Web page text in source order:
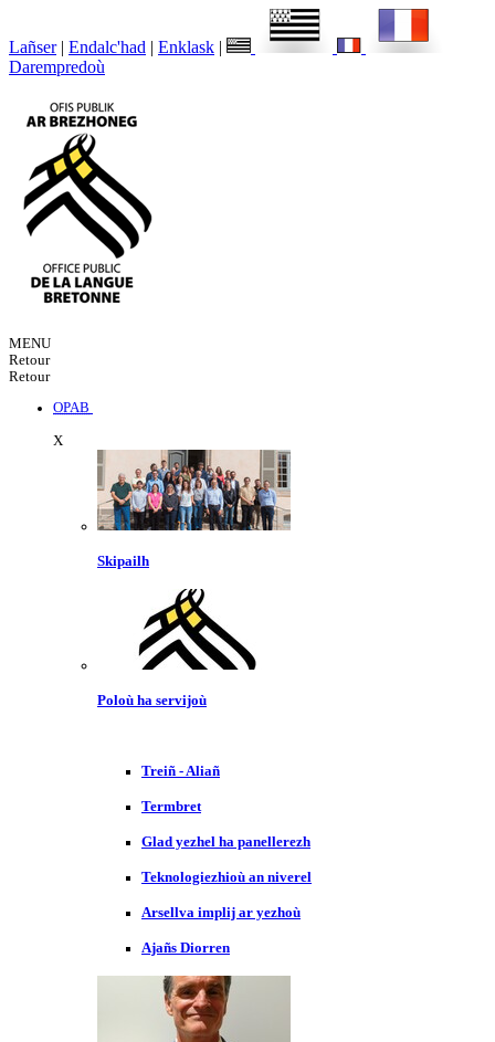
Lañser | Endalc'had | Enklask |
Darempredoù
MENU
Retour
Retour
OPAB
X
Skipailh
Poloù ha servijoù
Treiñ - Aliañ
Termbret
Glad yezhel ha panellerezh
Teknologiezhioù an niverel
Arsellva implij ar yezhoù
Ajañs Diorren